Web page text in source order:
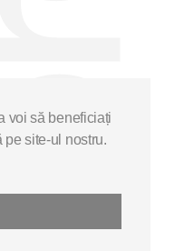
voi să beneficiați
site-ul nostru.